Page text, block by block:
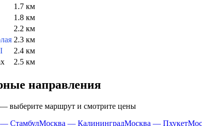
1.7 км
1.8 км
2.2 км
2.3 км
2.4 км
2.5 км
направления
выберите маршрут и смотрите цены
СтамбулМосква — КалининградМосква — Пхукет